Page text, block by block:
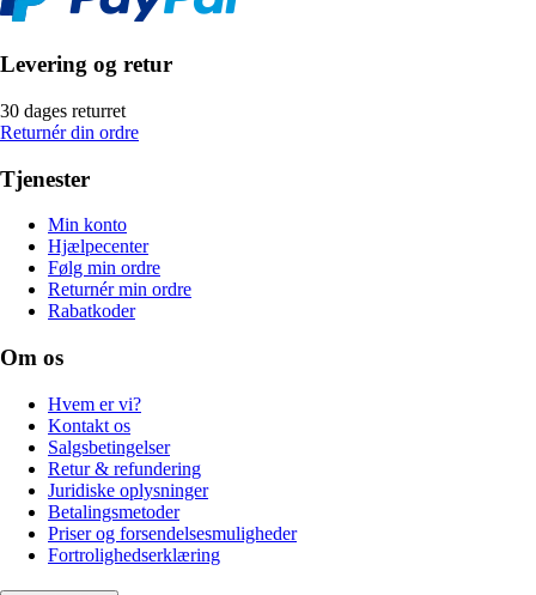
Levering og retur
30 dages returret
Returnér din ordre
Tjenester
Min konto
Hjælpecenter
Følg min ordre
Returnér min ordre
Rabatkoder
Om os
Hvem er vi?
Kontakt os
Salgsbetingelser
Retur & refundering
Juridiske oplysninger
Betalingsmetoder
Priser og forsendelsesmuligheder
Fortrolighedserklæring